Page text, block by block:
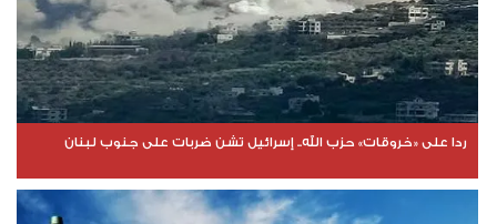
ردا على «خروقات» حزب الله.. إسرائيل تشن ضربات على جنوب لبنان